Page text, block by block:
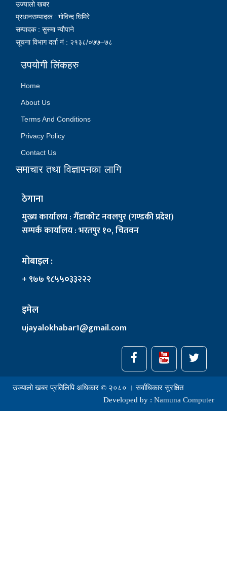
उज्यालो खबर
प्रधानसम्पादक : गोविन्द घिमिरे
सम्पादक : सुस्मा न्यौपाने
सूचना विभाग दर्ता नं : २१३८/०७७–७८
उपयोगी लिंकहरु
Home
About Us
Terms And Conditions
Privacy Policy
Contact Us
समाचार तथा विज्ञापनका लागि
ठेगाना
मुख्य कार्यालय : गैँडाकोट नवलपुर (गण्डकी प्रदेश)
सम्पर्क कार्यालय : भरतपुर १०, चितवन
मोबाइल :
+ ९७७ ९८५५०३३२२२
इमेल
ujayalokhabar1@gmail.com
उज्यालो खबर प्रतिलिपि अधिकार © २०८० । सर्वाधिकार सुरक्षित
Developed by : Namuna Computer